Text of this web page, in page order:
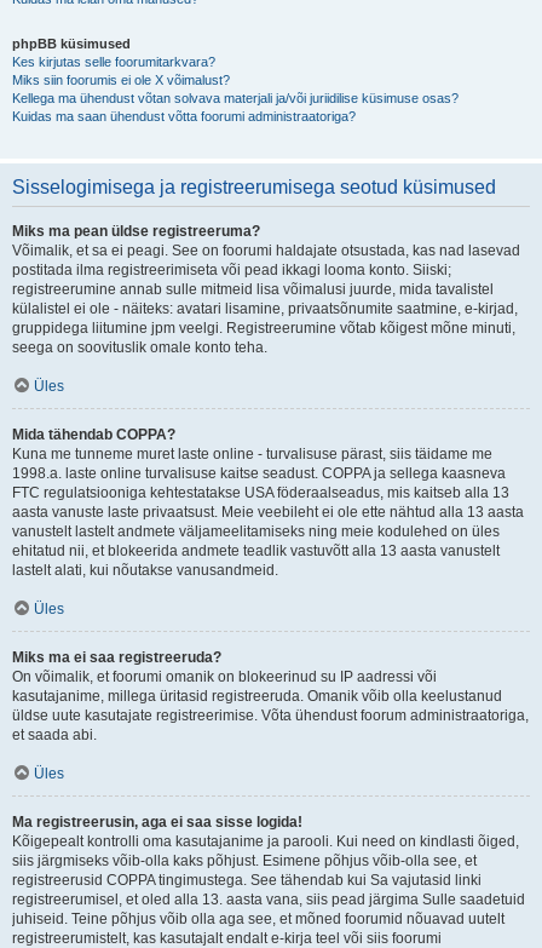
phpBB küsimused
Kes kirjutas selle foorumitarkvara?
Miks siin foorumis ei ole X võimalust?
Kellega ma ühendust võtan solvava materjali ja/või juriidilise küsimuse osas?
Kuidas ma saan ühendust võtta foorumi administraatoriga?
Sisselogimisega ja registreerumisega seotud küsimused
Miks ma pean üldse registreeruma?
Võimalik, et sa ei peagi. See on foorumi haldajate otsustada, kas nad lasevad
postitada ilma registreerimiseta või pead ikkagi looma konto. Siiski;
registreerumine annab sulle mitmeid lisa võimalusi juurde, mida tavalistel
külalistel ei ole - näiteks: avatari lisamine, privaatsõnumite saatmine, e-kirjad,
gruppidega liitumine jpm veelgi. Registreerumine võtab kõigest mõne minuti,
seega on soovituslik omale konto teha.
Üles
Mida tähendab COPPA?
Kuna me tunneme muret laste online - turvalisuse pärast, siis täidame me
1998.a. laste online turvalisuse kaitse seadust. COPPA ja sellega kaasneva
FTC regulatsiooniga kehtestatakse USA föderaalseadus, mis kaitseb alla 13
aasta vanuste laste privaatsust. Meie veebileht ei ole ette nähtud alla 13 aasta
vanustelt lastelt andmete väljameelitamiseks ning meie kodulehed on üles
ehitatud nii, et blokeerida andmete teadlik vastuvõtt alla 13 aasta vanustelt
lastelt alati, kui nõutakse vanusandmeid.
Üles
Miks ma ei saa registreeruda?
On võimalik, et foorumi omanik on blokeerinud su IP aadressi või
kasutajanime, millega üritasid registreeruda. Omanik võib olla keelustanud
üldse uute kasutajate registreerimise. Võta ühendust foorum administraatoriga,
et saada abi.
Üles
Ma registreerusin, aga ei saa sisse logida!
Kõigepealt kontrolli oma kasutajanime ja parooli. Kui need on kindlasti õiged,
siis järgmiseks võib-olla kaks põhjust. Esimene põhjus võib-olla see, et
registreerusid COPPA tingimustega. See tähendab kui Sa vajutasid linki
registreerumisel, et oled alla 13. aasta vana, siis pead järgima Sulle saadetuid
juhiseid. Teine põhjus võib olla aga see, et mõned foorumid nõuavad uutelt
registreerumistelt, kas kasutajalt endalt e-kirja teel või siis foorumi